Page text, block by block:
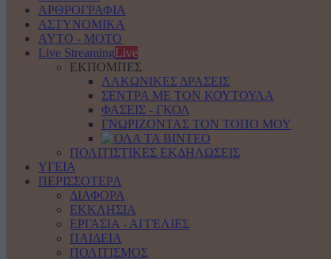
ΑΡΘΡΟΓΡΑΦΙΑ
ΑΣΤΥΝΟΜΙΚΑ
AYTO - MOTO
Live StreamingLive
ΕΚΠΟΜΠΕΣ
ΛΑΚΩΝΙΚΕΣ ΔΡΑΣΕΙΣ
ΣΕΝΤΡΑ ΜΕ ΤΟΝ ΚΟΥΤΟΥΛΑ
ΦΑΣΕΙΣ - ΓΚΟΛ
ΓΝΩΡΙΖΟΝΤΑΣ ΤΟΝ ΤΟΠΟ ΜΟΥ
ΠΟΛΙΤΙΣΤΙΚΕΣ ΕΚΔΗΛΩΣΕΙΣ
ΥΓΕΙΑ
ΠΕΡΙΣΣΟΤΕΡΑ
ΔΙΑΦΟΡΑ
ΕΚΚΛΗΣΙΑ
ΕΡΓΑΣΙΑ - ΑΓΓΕΛΙΕΣ
ΠΑΙΔΕΙΑ
ΠΟΛΙΤΙΣΜΟΣ